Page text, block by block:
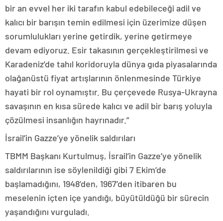
bir an evvel her iki tarafın kabul edebileceği adil ve
kalıcı bir barışın temin edilmesi için üzerimize düşen
sorumlulukları yerine getirdik, yerine getirmeye
devam ediyoruz. Esir takasının gerçekleştirilmesi ve
Karadeniz’de tahıl koridoruyla dünya gıda piyasalarında
olağanüstü fiyat artışlarının önlenmesinde Türkiye
hayati bir rol oynamıştır. Bu çerçevede Rusya-Ukrayna
savaşının en kısa sürede kalıcı ve adil bir barış yoluyla
çözülmesi insanlığın hayrınadır.”
İsrail’in Gazze’ye yönelik saldırıları
TBMM Başkanı Kurtulmuş, İsrail’in Gazze’ye yönelik
saldırılarının ise söylenildiği gibi 7 Ekim’de
başlamadığını, 1948’den, 1967’den itibaren bu
meselenin içten içe yandığı, büyütüldüğü bir sürecin
yaşandığını vurguladı.